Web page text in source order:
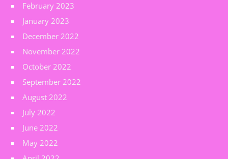
February 2023
January 2023
December 2022
November 2022
October 2022
September 2022
August 2022
July 2022
June 2022
May 2022